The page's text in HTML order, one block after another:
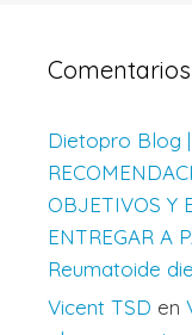
Dietopro Blog |
OBJETIVOS Y
ENTREGAR A
Reumatoide
Vicent TSD en